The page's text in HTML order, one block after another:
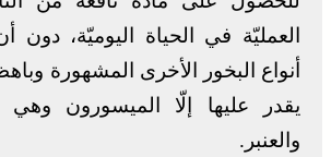
العمليّة في الحياة اليوميّة، دون
أنواع البخور الأخرى المشهورة
يقدر عليها إلّا الميسورون وهي
والعنبر.